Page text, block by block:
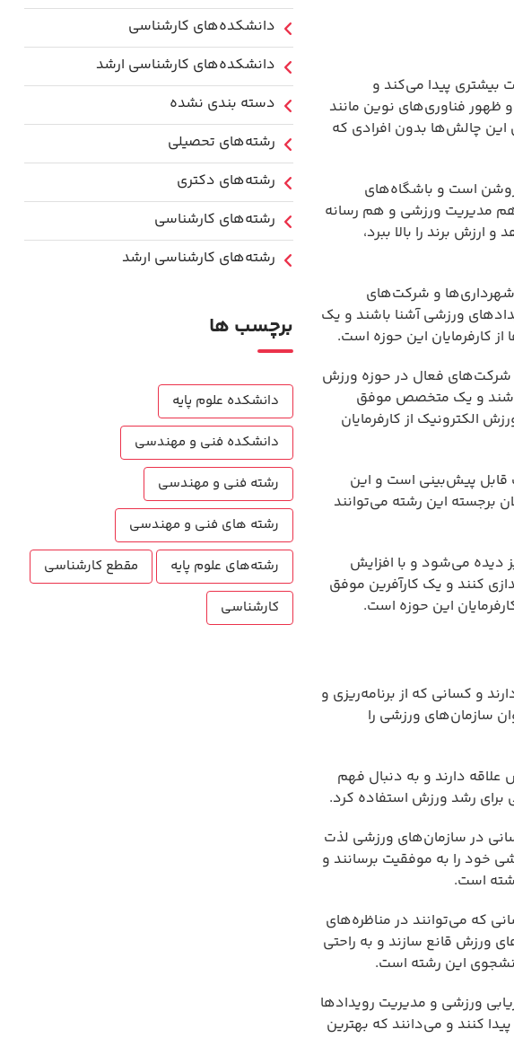
پیدا می‌کند و
ظهور فناوری‌های نوین مانند
این چالش‌ها بدون افرادی که
روشن است و باشگاه‌های
هم مدیریت ورزشی و هم رسانه
برند را بالا ببرد،
و شرکت‌های
ورزشی آشنا باشند و یک
کارفرمایان این حوزه است.
شرکت‌های فعال در حوزه ورزش
باشند و یک متخصص موفق
الکترونیک از کارفرمایان
قابل پیش‌بینی است و این
برجسته این رشته می‌توانند
دیده می‌شود و با افزایش
کنند و یک کارآفرین موفق
این حوزه است.
و کسانی که از برنامه‌ریزی و
سازمان‌های ورزشی را
دارند و به دنبال فهم
برای رشد ورزش استفاده کرد.
در سازمان‌های ورزشی لذت
خود را به موفقیت برسانند و
است.
که می‌توانند در مناظره‌های
ورزش قانع سازند و به راحتی
این رشته است.
ورزشی و مدیریت رویدادها
کنند و می‌دانند که بهترین
دانشکده‌های کارشناسی
دانشکده‌های کارشناسی ارشد
دسته بندی نشده
رشته‌های تحصیلی
رشته‌های دکتری
رشته‌های کارشناسی
رشته‌های کارشناسی ارشد
برچسب ها
دانشکده علوم پایه
دانشکده فنی و مهندسی
رشته فنی و مهندسی
رشته های فنی و مهندسی
رشته‌های علوم پایه
مقطع کارشناسی
کارشناسی